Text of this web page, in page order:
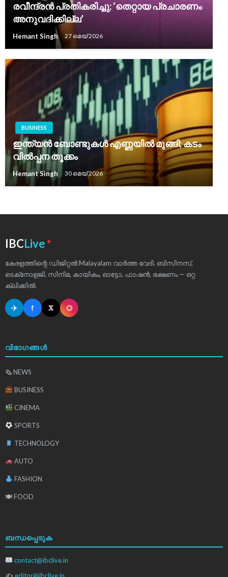
രവീന്ദ്രൻ പ്രതികരിച്ചു; ‘തെറ്റായ പ്രചാരണം
അനുവദിക്കില്ല’
Hemant Singh 27 മെയ്‌ 2026
BUSINESS
ഇന്ത്യൻ ബോണ്ടുകൾ എണ്ണയിൽ മുങ്ങി; കടം
വിൽപ്പന തൂക്കം
Hemant Singh 30 മെയ്‌ 2026
IBCLive ●
കേരളത്തിന്റെ ഡിജിറ്റൽ Malayalam വാർത്ത വേദി. ബിസിനസ്,
ടെക്‌നോളജി, സിനിമ, കായികം, ഓട്ടോ, ഫാഷൻ, ഭക്ഷണം — ഒറ്റ
ക്ലിക്കിൽ.
✈ f 𝕏 ◎
വിഭാഗങ്ങൾ
🗞 NEWS
BUSINESS
CINEMA
SPORTS
TECHNOLOGY
AUTO
FASHION
🍽 FOOD
ബന്ധപ്പെടുക
contact@ibclive.in